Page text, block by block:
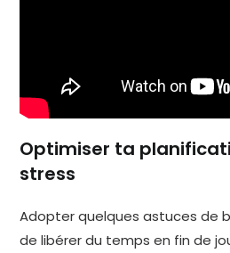
Optimiser ta
stress
Adopter quelques astuces de
de libérer du temps en fin de